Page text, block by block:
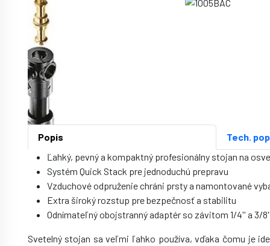
of
Item
Popis
Tech.
Ľahký, pevný a kompaktný profesionálny stojan na
Systém Quick Stack pre jednoduchú prepravu
Vzduchové odpruženie chráni prsty a namontované
Extra široký rozstup pre bezpečnosť a stabilitu
Odnímateľný obojstranný adaptér so závitom 1/4'' a 3/
Svetelný stojan sa veľmi ľahko používa, vďaka čomu je